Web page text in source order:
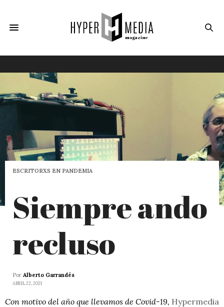
ESCRITORXS EN PANDEMIA
Siempre ando
recluso
Por Alberto Garrandés
ABRIL 22, 2021
Con motivo del año que llevamos de Covid-19, Hypermedia